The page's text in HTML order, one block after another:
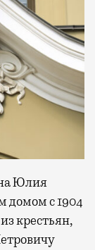
Юлия
домом с 1904
крестьян,